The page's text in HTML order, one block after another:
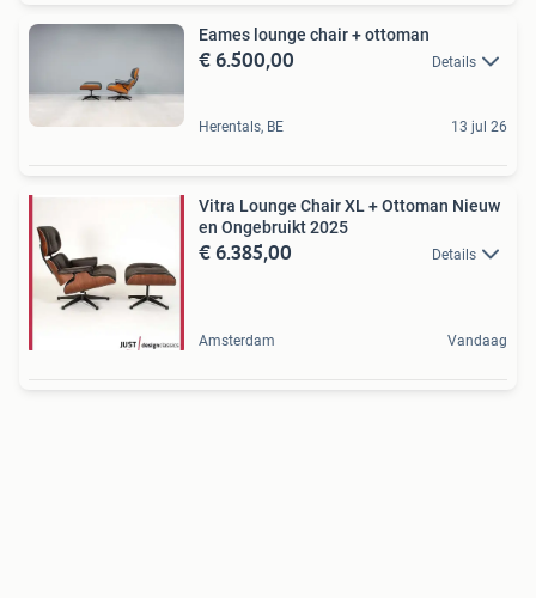
Eames lounge chair + ottoman
€ 6.500,00 Details
Herentals, BE 13 jul 26
Vitra Lounge Chair XL + Ottoman Nieuw
en Ongebruikt 2025
€ 6.385,00 Details
Amsterdam Vandaag